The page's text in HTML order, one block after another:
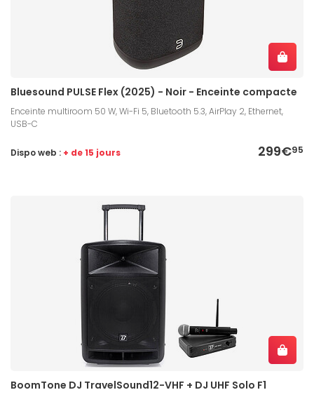
Bluesound PULSE Flex (2025) - Noir - Enceinte compacte
Enceinte multiroom 50 W, Wi-Fi 5, Bluetooth 5.3, AirPlay 2, Ethernet,
USB-C
299€95
Dispo web : + de 15 jours
BoomTone DJ TravelSound12-VHF + DJ UHF Solo F1